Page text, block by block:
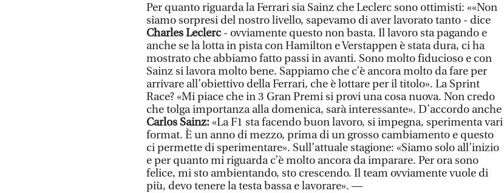
Per quanto riguarda la Ferrari sia Sainz che Leclerc sono ottimisti: ««Non
siamo sorpresi del nostro livello, sapevamo di aver lavorato tanto - dice
Charles Leclerc - ovviamente questo non basta. Il lavoro sta pagando e
anche se la lotta in pista con Hamilton e Verstappen è stata dura, ci ha
mostrato che abbiamo fatto passi in avanti. Sono molto fiducioso e con
Sainz si lavora molto bene. Sappiamo che c’è ancora molto da fare per
arrivare all’obiettivo della Ferrari, che è lottare per il titolo». La Sprint
Race? «Mi piace che in 3 Gran Premi si provi una cosa nuova. Non credo
che tolga importanza alla domenica, sarà interessante». D’accordo anche
Carlos Sainz:«La F1 sta facendo buon lavoro, si impegna, sperimenta vari
format. È un anno di mezzo, prima di un grosso cambiamento e questo
ci permette di sperimentare». Sull’attuale stagione: «Siamo solo all’inizio
e per quanto mi riguarda c’è molto ancora da imparare. Per ora sono
felice, mi sto ambientando, sto crescendo. Il team ovviamente vuole di
più, devo tenere la testa bassa e lavorare». —